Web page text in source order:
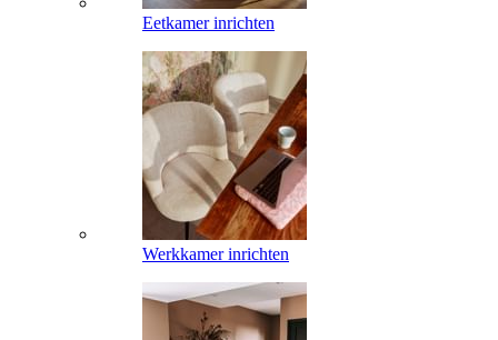
Eetkamer inrichten
Werkkamer inrichten